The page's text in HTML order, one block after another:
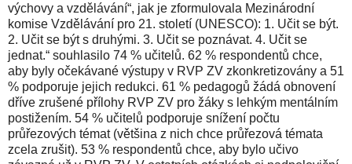
výchovy a vzdělávání“, jak je zformulovala Mezinárodní
komise Vzdělávání pro 21. století (UNESCO): 1. Učit se být.
2. Učit se být s druhými. 3. Učit se poznávat. 4. Učit se
jednat.“ souhlasilo 74 % učitelů. 62 % respondentů chce,
aby byly očekávané výstupy v RVP ZV zkonkretizovány a 51
% podporuje jejich redukci. 61 % pedagogů žádá obnovení
dříve zrušené přílohy RVP ZV pro žáky s lehkým mentálním
postižením. 54 % učitelů podporuje snížení počtu
průřezových témat (většina z nich chce průřezová témata
zcela zrušit). 53 % respondentů chce, aby bylo učivo